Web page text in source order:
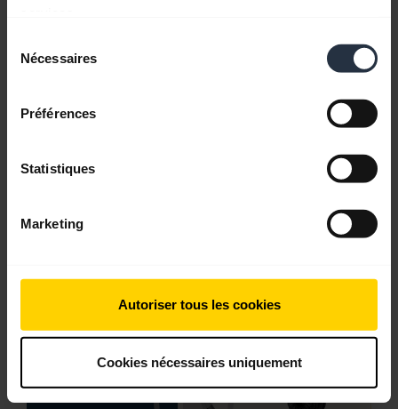
Nécessaires
Préférences
Statistiques
Marketing
Autoriser tous les cookies
Cookies nécessaires uniquement
Comment changer la batterie de la gamme
comment changer la batterie du micro-casque